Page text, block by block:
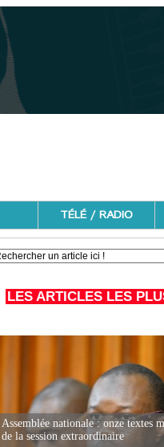
TÉLÉ / RADIO
LES ARTICLES LES
Assemblée nationale : onze textes
de la session extraordinaire